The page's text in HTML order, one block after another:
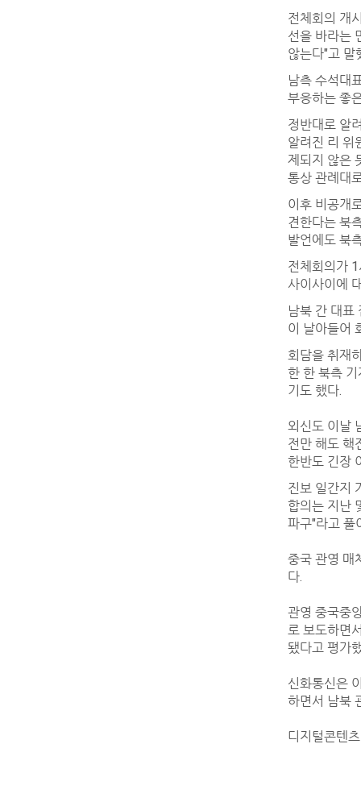
전체회의 개
선을 바라는
않는다"고 말
남측 수석대
부응하는 좋
정반대로 알
알려진 리 위
제되지 않은
통상 관례대
이후 비공개
견한다는 북
발언에도 북
전체회의가
사이사이에
남북 간 대표
이 날아들어
회담을 취재
한 한 북측
기도 했다.
외신도 이날
전만 해도 핵
한반도 긴장
진보 일간지
합의는 지난
파구"라고 풀
중국 관영 매
다.
관영 중국중
로 보도하면
됐다고 평가
신화통신은
하면서 남북
디지털콘텐